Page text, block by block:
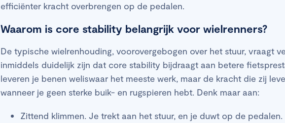
efficiënter kracht overbrengen op de pedalen.
Waarom is core stability belangrijk voor wielrenners?
De typische wielrenhouding, voorovergebogen over het stuur, vraagt
inmiddels duidelijk zijn dat core stability bijdraagt aan betere
leveren je benen weliswaar het meeste werk, maar de kracht die zij
wanneer je geen sterke buik- en rugspieren hebt. Denk maar aan:
Zittend klimmen. Je trekt aan het stuur, en je duwt op de